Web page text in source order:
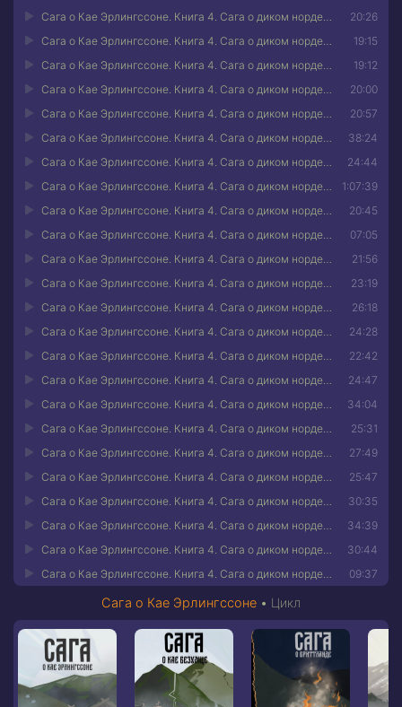
20:26
Сага о Кае Эрлингссоне. Книга 4. Сага о диком норде 07
19:15
Сага о Кае Эрлингссоне. Книга 4. Сага о диком норде 08
19:12
Сага о Кае Эрлингссоне. Книга 4. Сага о диком норде 09
20:00
Сага о Кае Эрлингссоне. Книга 4. Сага о диком норде 10
20:57
Сага о Кае Эрлингссоне. Книга 4. Сага о диком норде 11
38:24
Сага о Кае Эрлингссоне. Книга 4. Сага о диком норде 12
24:44
Сага о Кае Эрлингссоне. Книга 4. Сага о диком норде 13
1:07:39
Сага о Кае Эрлингссоне. Книга 4. Сага о диком норде 14
20:45
Сага о Кае Эрлингссоне. Книга 4. Сага о диком норде 15
07:05
Сага о Кае Эрлингссоне. Книга 4. Сага о диком норде 16
21:56
Сага о Кае Эрлингссоне. Книга 4. Сага о диком норде 17
23:19
Сага о Кае Эрлингссоне. Книга 4. Сага о диком норде 18
26:18
Сага о Кае Эрлингссоне. Книга 4. Сага о диком норде 19
24:28
Сага о Кае Эрлингссоне. Книга 4. Сага о диком норде 20
22:42
Сага о Кае Эрлингссоне. Книга 4. Сага о диком норде 21
24:47
Сага о Кае Эрлингссоне. Книга 4. Сага о диком норде 22
34:04
Сага о Кае Эрлингссоне. Книга 4. Сага о диком норде 23
25:31
Сага о Кае Эрлингссоне. Книга 4. Сага о диком норде 24
27:49
Сага о Кае Эрлингссоне. Книга 4. Сага о диком норде 25
25:47
Сага о Кае Эрлингссоне. Книга 4. Сага о диком норде 26
30:35
Сага о Кае Эрлингссоне. Книга 4. Сага о диком норде 27
34:39
Сага о Кае Эрлингссоне. Книга 4. Сага о диком норде 28
30:44
Сага о Кае Эрлингссоне. Книга 4. Сага о диком норде 29
09:37
Сага о Кае Эрлингссоне. Книга 4. Сага о диком норде 30
Сага о Кае Эрлингссоне • Цикл